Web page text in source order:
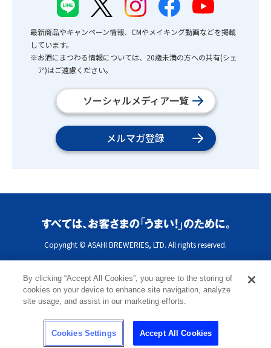
最新商品やキャンペーン情報、CMやメイキング動画などを掲載
しています。
※お酒にまつわる情報については、20歳未満の方への共有(シェ
ア)はご遠慮ください。
ソーシャルメディア一覧
メルマガ登録
Copyright © ASAHI BREWERIES, LTD. All rights reserved.
By clicking “Accept All Cookies”, you agree to the storing of
cookies on your device to enhance site navigation, analyze
site usage, and assist in our marketing efforts.
Cookies Settings Accept All Cookies